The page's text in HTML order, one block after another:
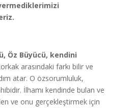
Öz Büyücü, kendini
arasındaki farkı bilir ve
atar. O özsorumluluk,
İlhamı kendinde bulan ve
ve onu gerçekleştirmek için